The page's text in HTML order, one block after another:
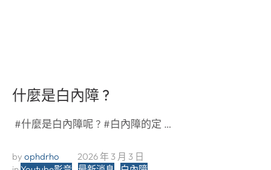
什麼是白內障 ?
#什麼是白內障呢 ? #白內障的定 …
by ophdrho
2026 年 3 月 3 日